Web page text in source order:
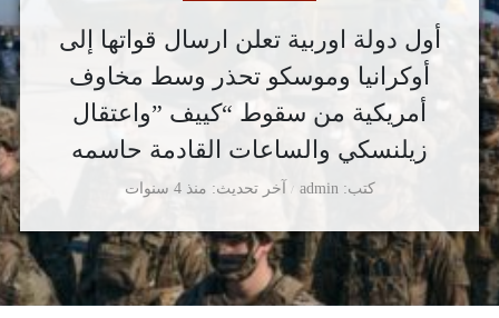
أول دولة اوربية تعلن ارسال قواتها إلى
أوكرانيا وموسكو تحذر وسط مخاوف
أمريكية من سقوط “كييف ”واعتقال
زيلنسكي والساعات القادمة حاسمه
كتب admin آخر تحديث منذ 4 سنوات